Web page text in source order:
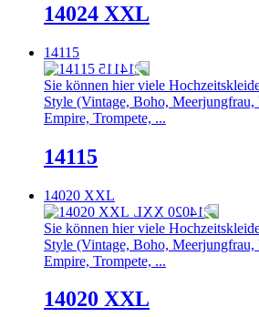
14024 XXL
14115
Sie können hier viele
Style (Vintage, Boho, Meerjungfrau,
Empire, Trompete, ...
14115
14020 XXL
Sie können hier viele
Style (Vintage, Boho, Meerjungfrau,
Empire, Trompete, ...
14020 XXL